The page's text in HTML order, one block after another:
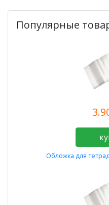
Популярные
Обложка для